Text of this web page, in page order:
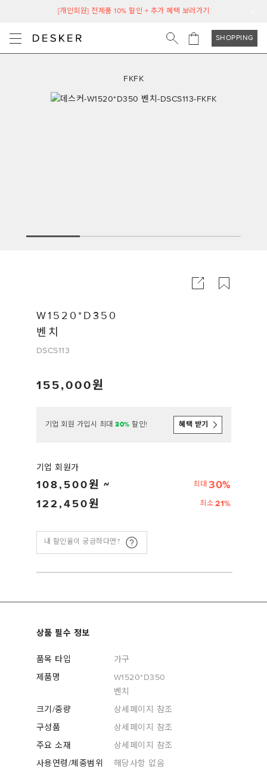
[개인회원] 전제품 10% 할인 + 추가 혜택 보러가기
SHOPPING
FKFK
W1520*D350
벤치
DSCS113
155,000
기업 회원 가입시 최대 30% 할인! 혜택 받기
기업 회원가
108,500 최대 30%
122,450
최소 21%
내 할인율이 궁금하다면?
상품 필수 정보
품목 타입
가구
제품명
W1520*D350
벤치
크기/중량
상세페이지 참조
구성품
상세페이지 참조
주요 소재
상세페이지 참조
사용연령/체중범위
해당사항 없음